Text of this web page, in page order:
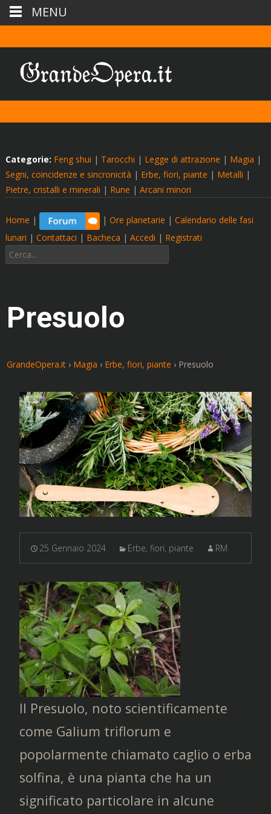
Categorie: Feng shui | Tarocchi | Legge di attrazione | Magia |
Segni, coincidenze e sincronicità | Erbe, fiori, piante | Metalli |
Pietre, cristalli e minerali | Rune | Arcani minori
Home | | Ore planetarie | Calendario delle fasi
lunari | Contattaci | Bacheca | Accedi | Registrati
Cerca:
Presuolo
GrandeOpera.it › Magia › Erbe, fiori, piante › Presuolo
25 Gennaio 2024 Erbe, fiori, piante RM
Il Presuolo, noto scientificamente
come Galium triflorum e
popolarmente chiamato caglio o erba
solfina, è una pianta che ha un
significato particolare in alcune
MENU